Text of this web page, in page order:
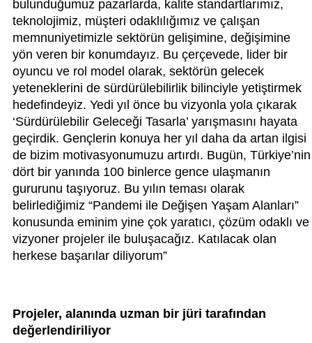
bulunduğumuz pazarlarda, kalite standartlarımız,
teknolojimiz, müşteri odaklılığımız ve çalışan
memnuniyetimizle sektörün gelişimine, değişimine
yön veren bir konumdayız. Bu çerçevede, lider bir
oyuncu ve rol model olarak, sektörün gelecek
yeteneklerini de sürdürülebilirlik bilinciyle yetiştirmek
hedefindeyiz. Yedi yıl önce bu vizyonla yola çıkarak
‘Sürdürülebilir Geleceği Tasarla’ yarışmasını hayata
geçirdik. Gençlerin konuya her yıl daha da artan ilgisi
de bizim motivasyonumuzu artırdı. Bugün, Türkiye’nin
dört bir yanında 100 binlerce gence ulaşmanın
gururunu taşıyoruz. Bu yılın teması olarak
belirlediğimiz “Pandemi ile Değişen Yaşam Alanları”
konusunda eminim yine çok yaratıcı, çözüm odaklı ve
vizyoner projeler ile buluşacağız. Katılacak olan
herkese başarılar diliyorum”
Projeler, alanında uzman bir jüri tarafından
değerlendiriliyor